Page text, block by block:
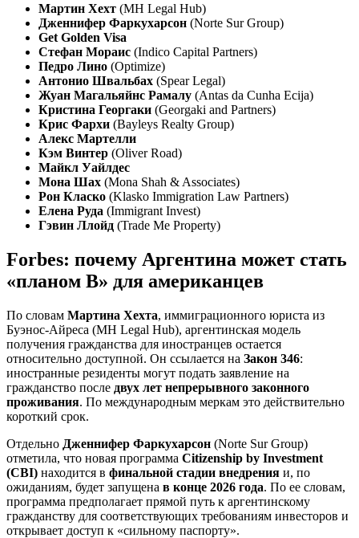
Мартин Хехт (MH Legal Hub)
Дженнифер Фаркухарсон (Norte Sur Group)
Get Golden Visa
Стефан Мораис (Indico Capital Partners)
Педро Лино (Optimize)
Антонио Швальбах (Spear Legal)
Жуан Магальяйнс Рамалу (Antas da Cunha Ecija)
Кристина Георгаки (Georgaki and Partners)
Крис Фархи (Bayleys Realty Group)
Алекс Мартелли
Кэм Винтер (Oliver Road)
Майкл Уайлдес
Мона Шах (Mona Shah & Associates)
Рон Класко (Klasko Immigration Law Partners)
Елена Руда (Immigrant Invest)
Гэвин Ллойд (Trade Me Property)
Forbes: почему Аргентина может стать
«планом B» для американцев
По словам Мартинa Хехта, иммиграционного юриста из
Буэнос-Айреса (MH Legal Hub), аргентинская модель
получения гражданства для иностранцев остается
относительно доступной. Он ссылается на Закон 346:
иностранные резиденты могут подать заявление на
гражданство после двух лет непрерывного законного
проживания. По международным меркам это действительно
короткий срок.
Отдельно Дженнифер Фаркухарсон (Norte Sur Group)
отметила, что новая программа Citizenship by Investment
(CBI) находится в финальной стадии внедрения и, по
ожиданиям, будет запущена в конце 2026 года. По ее словам,
программа предполагает прямой путь к аргентинскому
гражданству для соответствующих требованиям инвесторов и
открывает доступ к «сильному паспорту».